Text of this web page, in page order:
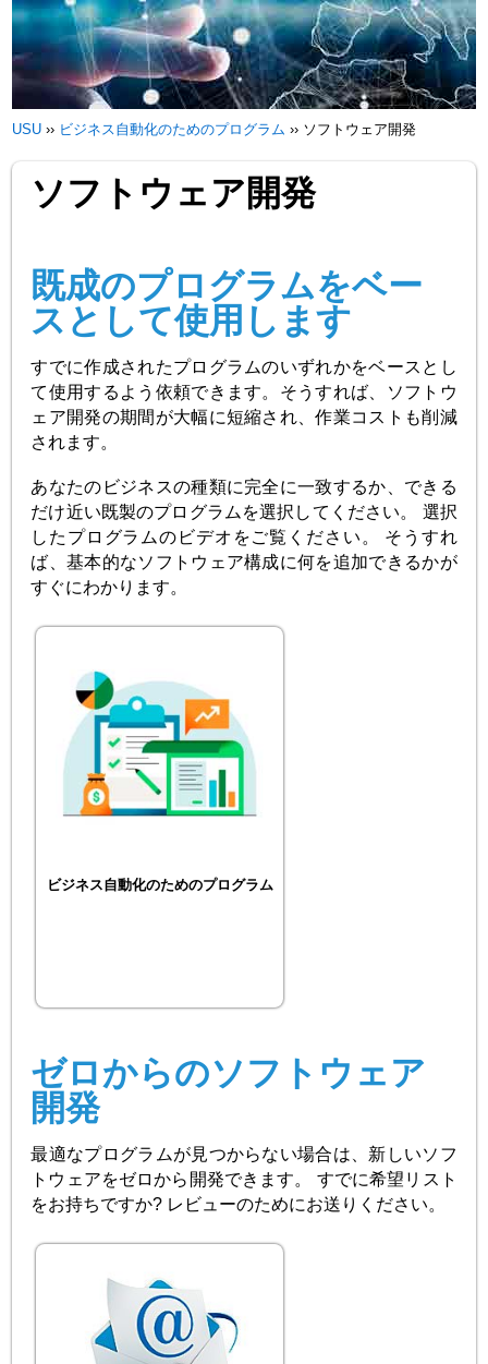
USU ›› ビジネス自動化のためのプログラム ›› ソフトウェア開発
ソフトウェア開発
既成のプログラムをベー
スとして使用します
すでに作成されたプログラムのいずれかをベースとし
て使用するよう依頼できます。そうすれば、ソフトウ
ェア開発の期間が大幅に短縮され、作業コストも削減
されます。
あなたのビジネスの種類に完全に一致するか、できる
だけ近い既製のプログラムを選択してください。 選択
したプログラムのビデオをご覧ください。 そうすれ
ば、基本的なソフトウェア構成に何を追加できるかが
すぐにわかります。
ビジネス自動化のためのプログラム
ゼロからのソフトウェア
開発
最適なプログラムが見つからない場合は、新しいソフ
トウェアをゼロから開発できます。 すでに希望リスト
をお持ちですか? レビューのためにお送りください。